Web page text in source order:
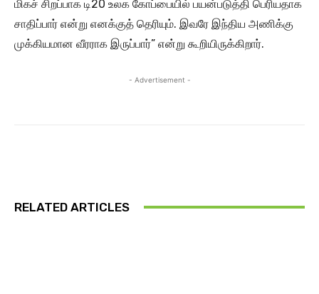
மிகச் சிறப்பாக டி20 உலக கோப்பையில் பயன்படுத்தி பெரியதாக
சாதிப்பார் என்று எனக்குத் தெரியும். இவரே இந்திய அணிக்கு
முக்கியமான வீரராக இருப்பார்” என்று கூறியிருக்கிறார்.
- Advertisement -
RELATED ARTICLES